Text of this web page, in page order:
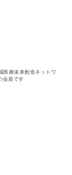
医療未来創造ネットワ
会員です